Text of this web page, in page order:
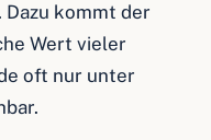
kommt der
Wert vieler
oft nur unter